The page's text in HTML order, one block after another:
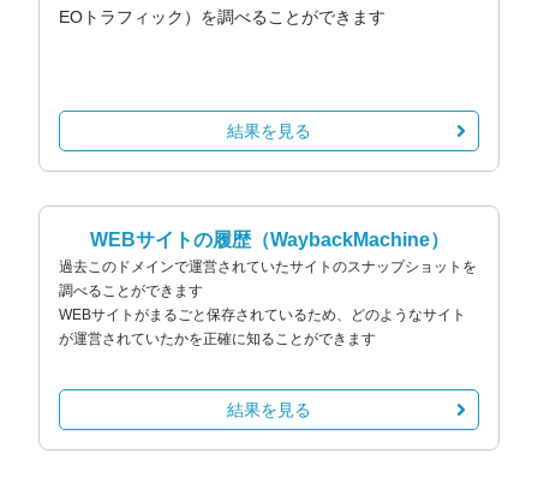
EOトラフィック）を調べることができます
結果を見る
WEBサイトの履歴（WaybackMachine）
過去このドメインで運営されていたサイトのスナップショットを
調べることができます
WEBサイトがまるごと保存されているため、どのようなサイト
が運営されていたかを正確に知ることができます
結果を見る